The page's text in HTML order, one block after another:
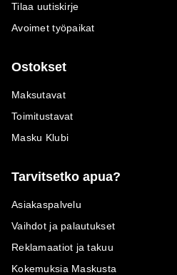
Tilaa uutiskirje
Avoimet työpaikat
Ostokset
Maksutavat
Toimitustavat
Masku Klubi
Tarvitsetko apua?
Asiakaspalvelu
Vaihdot ja palautukset
Reklamaatiot ja takuu
Kokemuksia Maskusta